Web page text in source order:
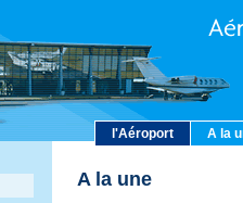
l'Aéroport A la
A la une